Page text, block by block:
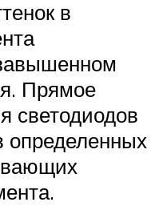
в
Прямое
светодиодов
определенных